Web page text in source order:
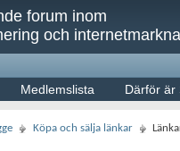
forum inom
och
Medlemslista Därför är
Köpa och sälja länkar